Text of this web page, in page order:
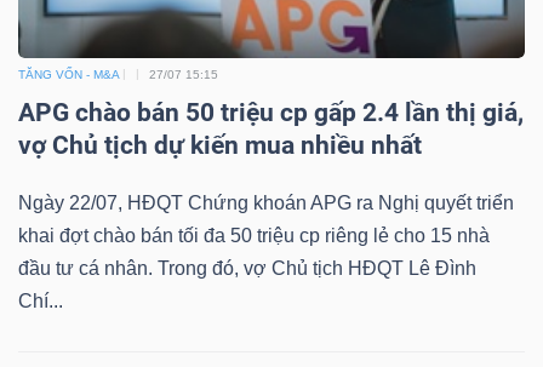
TĂNG VỐN - M&A 27/07 15:15
APG chào bán 50 triệu cp gấp 2.4 lần thị giá,
vợ Chủ tịch dự kiến mua nhiều nhất
Ngày 22/07, HĐQT Chứng khoán APG ra Nghị quyết triển
khai đợt chào bán tối đa 50 triệu cp riêng lẻ cho 15 nhà
đầu tư cá nhân. Trong đó, vợ Chủ tịch HĐQT Lê Đình
Chí...